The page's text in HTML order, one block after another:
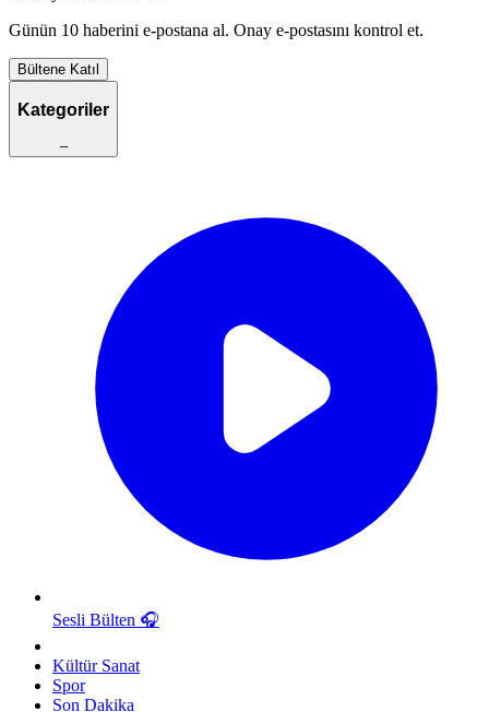
Günün 10 haberini e-postana al. Onay e-postasını kontrol et.
Bültene Katıl
Kategoriler
–
Sesli Bülten 🎧
Kültür Sanat
Spor
Son Dakika